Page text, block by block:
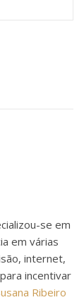
se em
em várias
internet,
incentivar
Ribeiro